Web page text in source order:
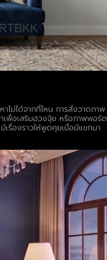
ไม่ได้จากที่ไหน การสั่งวาดภาพ
เพื่อเสริมฮวงจุ้ย หรือภาพพอร์ต
รื่องราวให้พูดคุยเมื่อมีแขกมา